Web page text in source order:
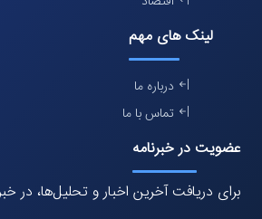
لینک های مهم
درباره ما
تماس با ما
عضویت در خبرنامه
برای دریافت آخرین اخبار و تحلیل‌ها، در